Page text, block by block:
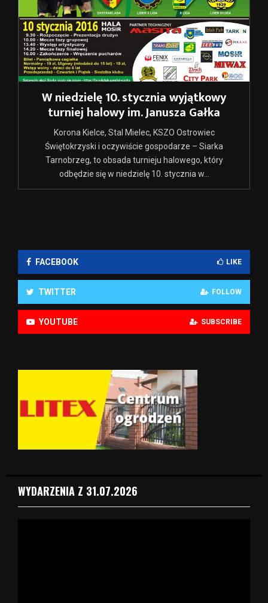
W niedzielę 10. stycznia wyjątkowy
turniej halowy im. Janusza Gałka
Korona Kielce, Stal Mielec, KSZO Ostrowiec
Świętokrzyski i oczywiście gospodarze – Siarka
Tarnobrzeg, to obsada turnieju halowego, który
odbędzie się w niedzielę 10. stycznia w...
FACEBOOK LIKE
TWITTER FOLLOW
YOUTUBE SUBSCRIBE
WYDARZENIA Z 31.07.2026